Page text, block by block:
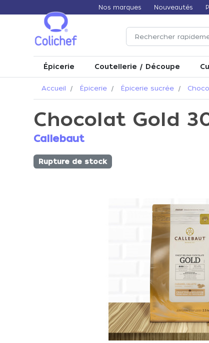
Nos marques Nouveautés
Épicerie Coutellerie / Découpe
Accueil Épicerie Épicerie sucrée
Chocolat Gold
Callebaut
Rupture de stock